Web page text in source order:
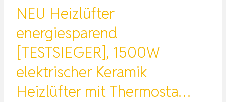
NEU Heizlüfter
energiesparend
[TESTSIEGER], 1500W
elektrischer Keramik
Heizlüfter mit Thermosta…